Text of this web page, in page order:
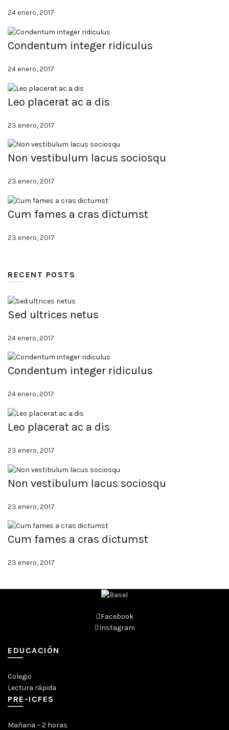
24 enero, 2017
Condentum integer ridiculus
24 enero, 2017
Leo placerat ac a dis
23 enero, 2017
Non vestibulum lacus sociosqu
23 enero, 2017
Cum fames a cras dictumst
23 enero, 2017
RECENT POSTS
Sed ultrices netus
24 enero, 2017
Condentum integer ridiculus
24 enero, 2017
Leo placerat ac a dis
23 enero, 2017
Non vestibulum lacus sociosqu
23 enero, 2017
Cum fames a cras dictumst
23 enero, 2017
Facebook
Instagram
EDUCACIÓN
Colegio
Lectura rápida
PRE-ICFES
Mañana – 2 horas